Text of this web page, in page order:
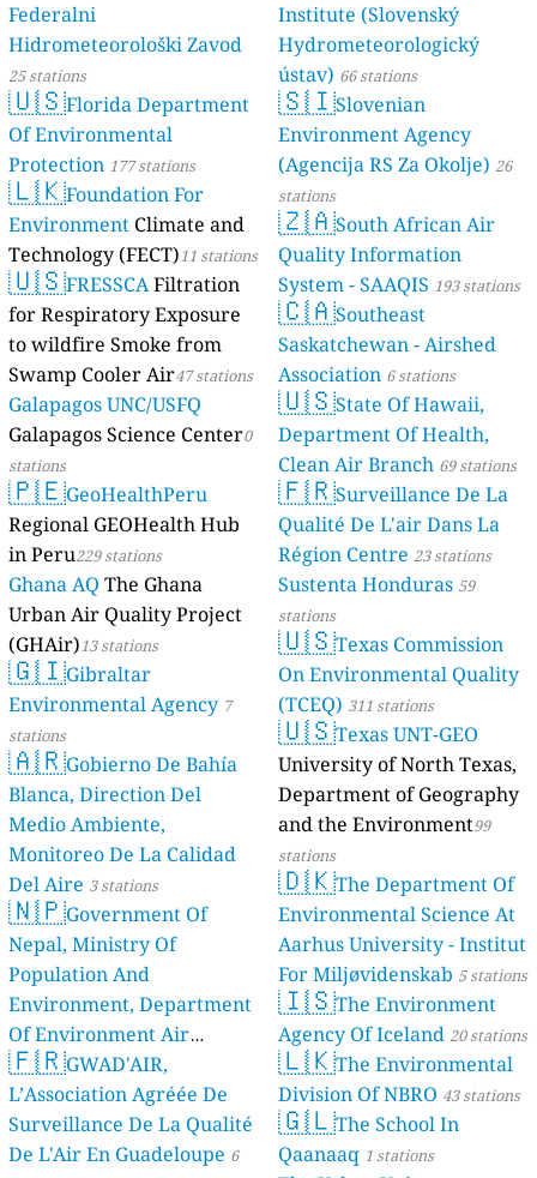
Federalni
Hidrometeorološki Zavod
25 stations
🇺🇸Florida Department
Of Environmental
Protection 177 stations
🇱🇰Foundation For
Environment Climate and
Technology (FECT)11 stations
🇺🇸FRESSCAFiltration
for Respiratory Exposure
to wildfire Smoke from
Swamp Cooler Air47 stations
Galapagos UNC/USFQ
Galapagos Science Center0
stations
🇵🇪GeoHealthPeru
Regional GEOHealth Hub
in Peru229 stations
Ghana AQ The Ghana
Urban Air Quality Project
(GHAir)13 stations
🇬🇮Gibraltar
Environmental Agency 7
stations
🇦🇷Gobierno De Bahía
Blanca, Direction Del
Medio Ambiente,
Monitoreo De La Calidad
Del Aire 3 stations
🇳🇵Government Of
Nepal, Ministry Of
Population And
Environment, Department
Of Environment Air
Quality Monitoring
stations
🇫🇷GWAD'AIR,
L’Association Agréée De
Surveillance De La Qualité
De L'Air En Guadeloupe 6
Institute (Slovenský
Hydrometeorologický
ústav) 66 stations
🇸🇮Slovenian
Environment Agency
(Agencija RS Za Okolje) 26
stations
🇿🇦South African Air
Quality Information
System - SAAQIS 193 stations
🇨🇦Southeast
Saskatchewan - Airshed
Association 6 stations
🇺🇸State Of Hawaii,
Department Of Health,
Clean Air Branch 69 stations
🇫🇷Surveillance De La
Qualité De L'air Dans La
Région Centre 23 stations
Sustenta Honduras 59
stations
🇺🇸Texas Commission
On Environmental Quality
(TCEQ) 311 stations
🇺🇸Texas UNT-GEO
University of North Texas,
Department of Geography
and the Environment99
stations
🇩🇰The Department Of
Environmental Science At
Aarhus University - Institut
For Miljøvidenskab 5 stations
🇮🇸The Environment
Agency Of Iceland 20 stations
🇱🇰The Environmental
Division Of NBRO 43 stations
🇬🇱The School In
Qaanaaq 1 stations